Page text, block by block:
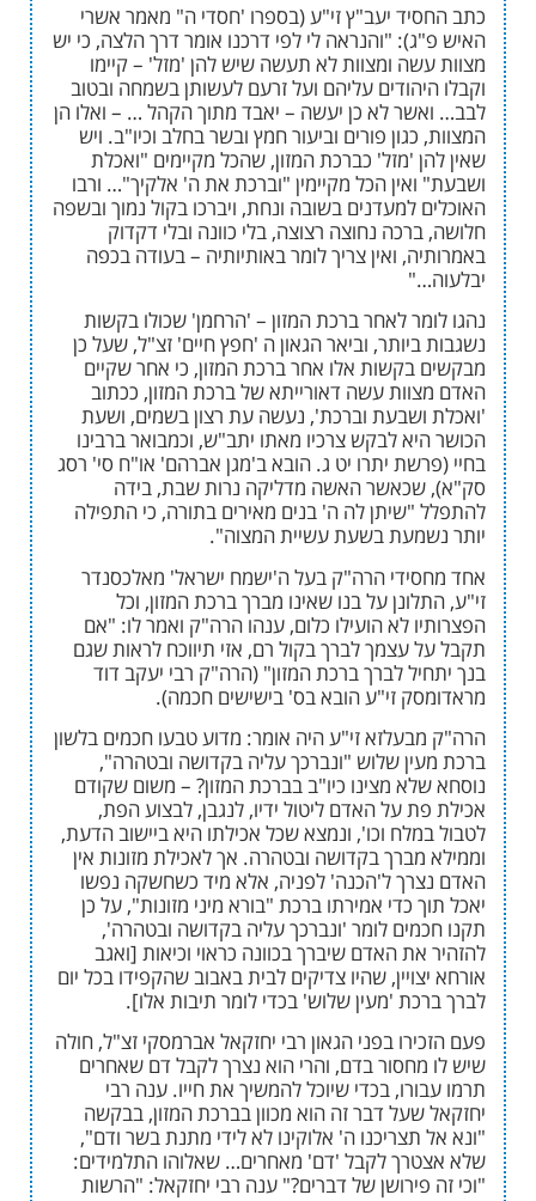
יעב"ץ זי"ע (בספרו 'חסדי ה" מאמר אשרי
"והנראה לי לפי דרכנו אומר דרך הלצה, כי יש
ומצוות לא תעשה שיש להן 'מזל' – קיימו
עליהם ועל זרעם לעשותן בשמחה ובטוב
לא כן יעשה – יאבד מתוך הקהל … – ואלו הן
פורים וביעור חמץ ובשר בחלב וכיו"ב. ויש
'מזל' כברכת המזון, שהכל מקיימים "ואכלת
הכל מקיימין "וברכת את ה' אלקיך"… ורבו
למעדנים בשובה ונחת, ויברכו בקול נמוך ובשפה
נחוצה רצוצה, בלי כוונה ובלי דקדוק
ואין צריך לומר באותיותיה – בעודה בכפה
לאחר ברכת המזון – 'הרחמן' שכולו בקשות
וביאר הגאון ה 'חפץ חיים' זצ"ל, שעל כן
אלו אחר ברכת המזון, כי אחר שקיים
עשה דאורייתא של ברכת המזון, ככתוב
וברכת', נעשה עת רצון בשמים, ושעת
לבקש צרכיו מאתו יתב"ש, וכמבואר ברבינו
יתרו יט ג. הובא ב'מגן אברהם' או"ח סי' רסג
האשה מדליקה נרות שבת, בידה
לה ה' בנים מאירים בתורה, כי התפילה
בשעת עשיית המצוה".
הרה"ק בעל ה'ישמח ישראל' מאלכסנדר
על בנו שאינו מברך ברכת המזון, וכל
לא הועילו כלום, ענהו הרה"ק ואמר לו: "אם
עצמך לברך בקול רם, אזי תיווכח לראות שגם
לברך ברכת המזון" (הרה"ק רבי יעקב דוד
זי"ע הובא בס' בישישים חכמה).
זי"ע היה אומר: מדוע טבעו חכמים בלשון
שלוש "ונברכך עליה בקדושה ובטהרה",
מצינו כיו"ב בברכת המזון? – משום שקודם
על האדם ליטול ידיו, לנגבן, לבצוע הפת,
וכו', ונמצא שכל אכילתו היא ביישוב הדעת,
בקדושה ובטהרה. אך לאכילת מזונות אין
ל'הכנה' לפניה, אלא מיד כשחשקה נפשו
כדי אמירתו ברכת "בורא מיני מזונות", על כן
לומר 'ונברכך עליה בקדושה ובטהרה',
האדם שיברך בכוונה כראוי וכיאות [ואגב
שהיו צדיקים לבית באבוב שהקפידו בכל יום
'מעין שלוש' בכדי לומר תיבות אלו].
בפני הגאון רבי יחזקאל אברמסקי זצ"ל, חולה
בדם, והרי הוא נצרך לקבל דם שאחרים
בכדי שיוכל להמשיך את חייו. ענה רבי
דבר זה הוא מכוון בברכת המזון, בבקשה
ה' אלוקינו לא לידי מתנת בשר ודם",
לקבל 'דם' מאחרים… שאלוהו התלמידים:
של דברים?" ענה רבי יחזקאל: "הרשות